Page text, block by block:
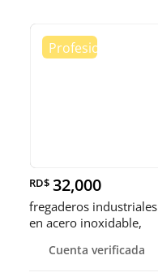
RD$ 32,000
fregaderos industriales
en acero inoxidable,
Cuenta verificada